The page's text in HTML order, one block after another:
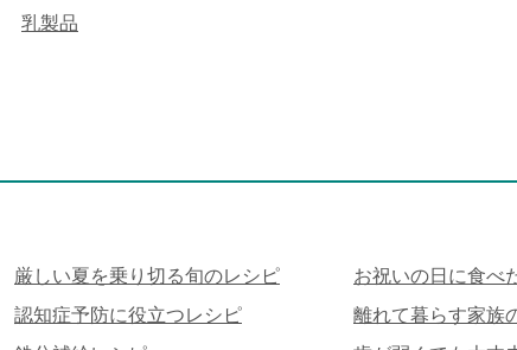
乳製品
厳しい夏を乗り切る旬のレシピ
お祝いの日に食べ
認知症予防に役立つレシピ
離れて暮らす家族